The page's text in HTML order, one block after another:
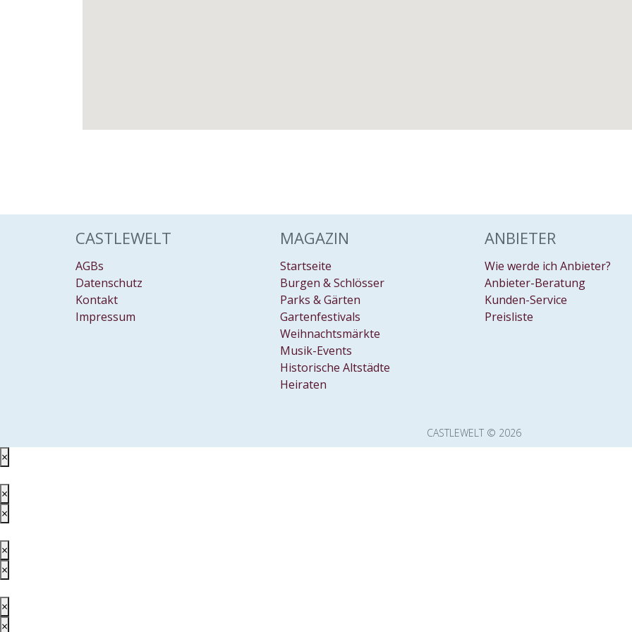
CASTLEWELT
AGBs
Datenschutz
Kontakt
Impressum
MAGAZIN
Startseite
Burgen & Schlösser
Parks & Gärten
Gartenfestivals
Weihnachtsmärkte
Musik-Events
Historische Altstädte
Heiraten
ANBIETER
Wie werde ich Anbieter?
Anbieter-Beratung
Kunden-Service
Preisliste
CASTLEWELT © 2026
×
×
×
×
×
×
×